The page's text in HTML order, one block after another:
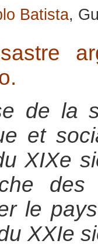
Batista,
de la
et
XIXe
le
XXIe